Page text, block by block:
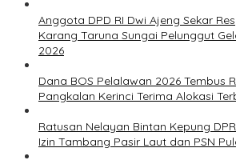
Anggota DPD RI Dwi Ajeng Sekar
Karang Taruna Sungai Pelunggut
2026
Dana BOS Pelalawan 2026 Tembus
Pangkalan Kerinci Terima Alokasi
Ratusan Nelayan Bintan Kepung
Izin Tambang Pasir Laut dan PSN